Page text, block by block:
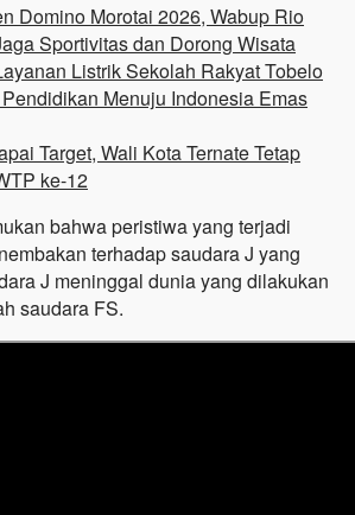
Domino Morotai 2026, Wabup Rio
Sportivitas dan Dorong Wisata
Listrik Sekolah Rakyat Tobelo
Menuju Indonesia Emas
Target, Wali Kota Ternate Tetap
ke-12
bahwa peristiwa yang terjadi
terhadap saudara J yang
J meninggal dunia yang dilakukan
saudara FS.